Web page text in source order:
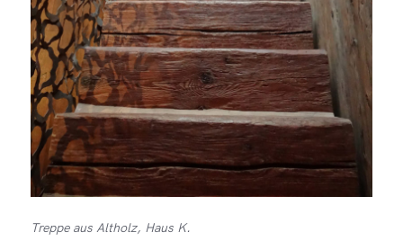
Treppe aus Altholz, Haus K.